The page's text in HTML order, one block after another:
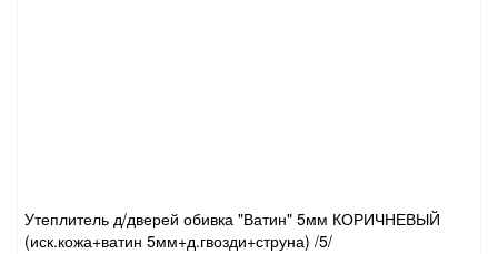
Утеплитель д/дверей обивка "Ватин" 5мм КОРИЧНЕВЫЙ
(иск.кожа+ватин 5мм+д.гвозди+струна) /5/